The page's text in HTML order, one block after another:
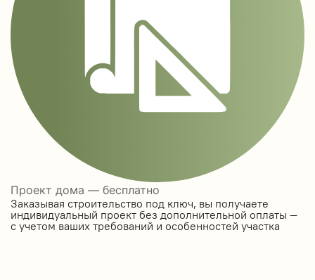
Проект дома — бесплатно
Заказывая строительство под ключ, вы получаете
индивидуальный проект без дополнительной оплаты —
с учетом ваших требований и особенностей участка